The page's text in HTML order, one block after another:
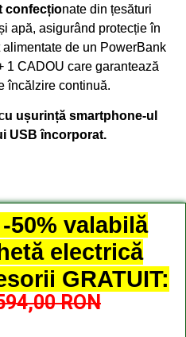
confecționate din țesături
apă, asigurând protecție în
de un PowerBank
1 CADOU care garantează
încălzire continuă.
u ușurință smartphone-ul
USB încorporat.
50% valabilă
electrică
GRATUIT:
RON